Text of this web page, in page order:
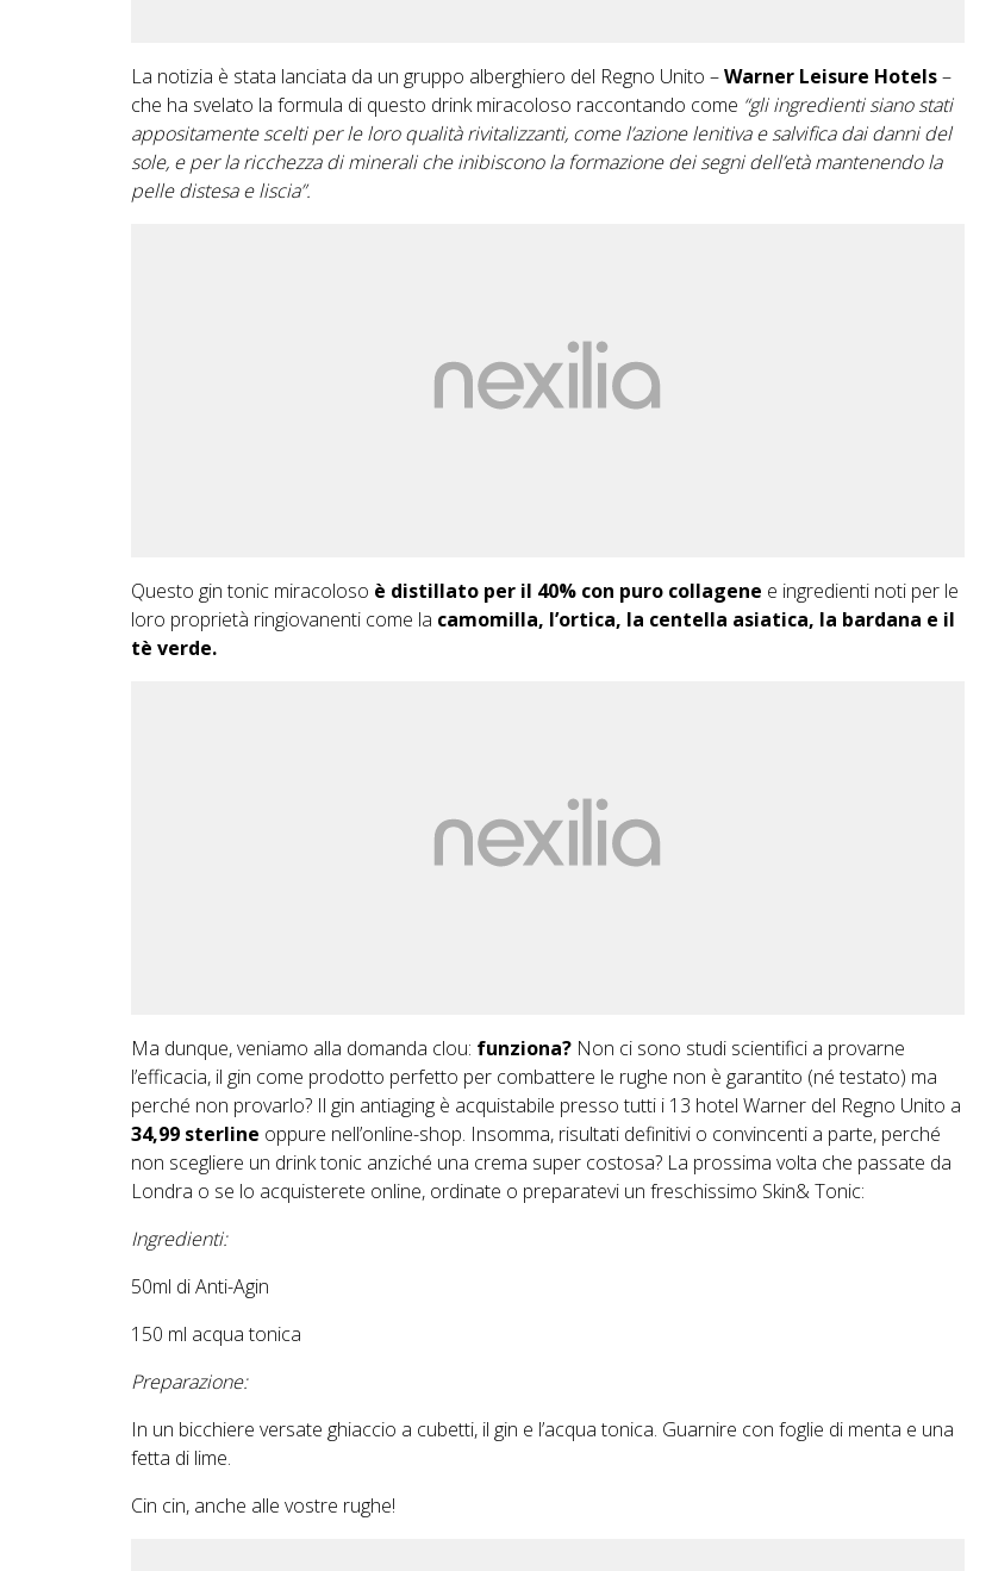
La notizia è stata lanciata da un gruppo alberghiero del Regno Unito –Warner Leisure Hotels–
che ha svelato la formula di questo drink miracoloso raccontando come “gli ingredienti siano stati
appositamente scelti per le loro qualità rivitalizzanti, come l’azione lenitiva e salvifica dai danni del
sole, e per la ricchezza di minerali che inibiscono la formazione dei segni dell’età mantenendo la
pelle distesa e liscia”.
Questo gin tonic miracoloso è distillato per il 40% con puro collagene e ingredienti noti per le
loro proprietà ringiovanenti come la camomilla, l’ortica, la centella asiatica, la bardana e il
tè verde.
Ma dunque, veniamo alla domanda clou: funziona?Non ci sono studi scientifici a provarne
l’efficacia, il gin come prodotto perfetto per combattere le rughe non è garantito (né testato) ma
perché non provarlo? Il gin antiaging è acquistabile presso tutti i 13 hotel Warner del Regno Unito a
34,99 sterline oppure nell’online-shop. Insomma, risultati definitivi o convincenti a parte, perché
non scegliere un drink tonic anziché una crema super costosa? La prossima volta che passate da
Londra o se lo acquisterete online, ordinate o preparatevi un freschissimo Skin& Tonic:
Ingredienti:
50ml di Anti-Agin
150 ml acqua tonica
Preparazione:
In un bicchiere versate ghiaccio a cubetti, il gin e l’acqua tonica. Guarnire con foglie di menta e una
fetta di lime.
Cin cin, anche alle vostre rughe!